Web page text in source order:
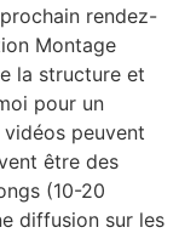
rendez-
Montage
la structure et
pour un
vidéos peuvent
être des
(10-20
diffusion sur les